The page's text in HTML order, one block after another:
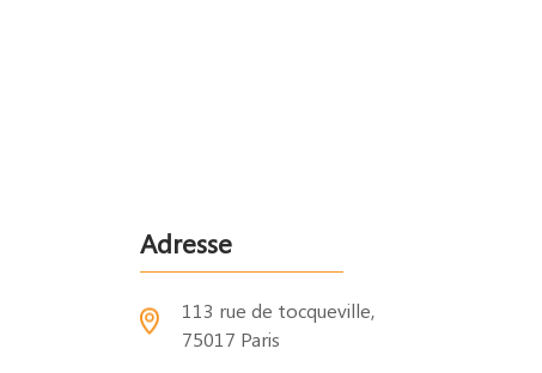
Adresse
113 rue de tocqueville,
75017 Paris